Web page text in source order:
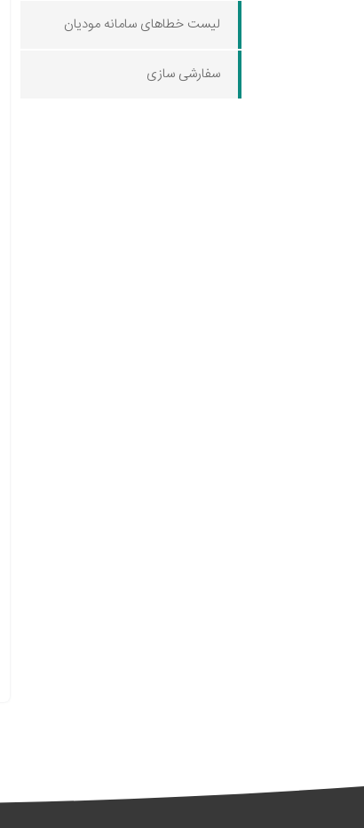
لیست خطاهای سامانه مودیان
سفارشی سازی